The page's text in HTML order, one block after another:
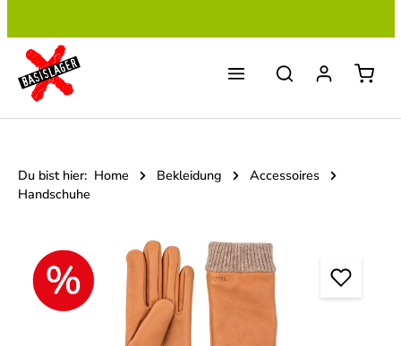
Du bist hier: Home Bekleidung
Accessoires
Handschuhe
Bildergalerie überspringen